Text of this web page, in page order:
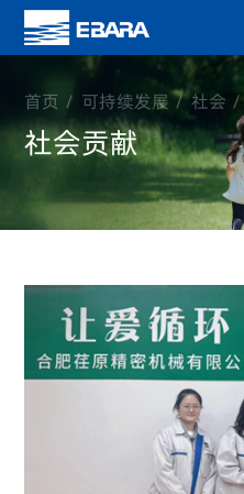
首页 可持续发展 社会
社会贡献